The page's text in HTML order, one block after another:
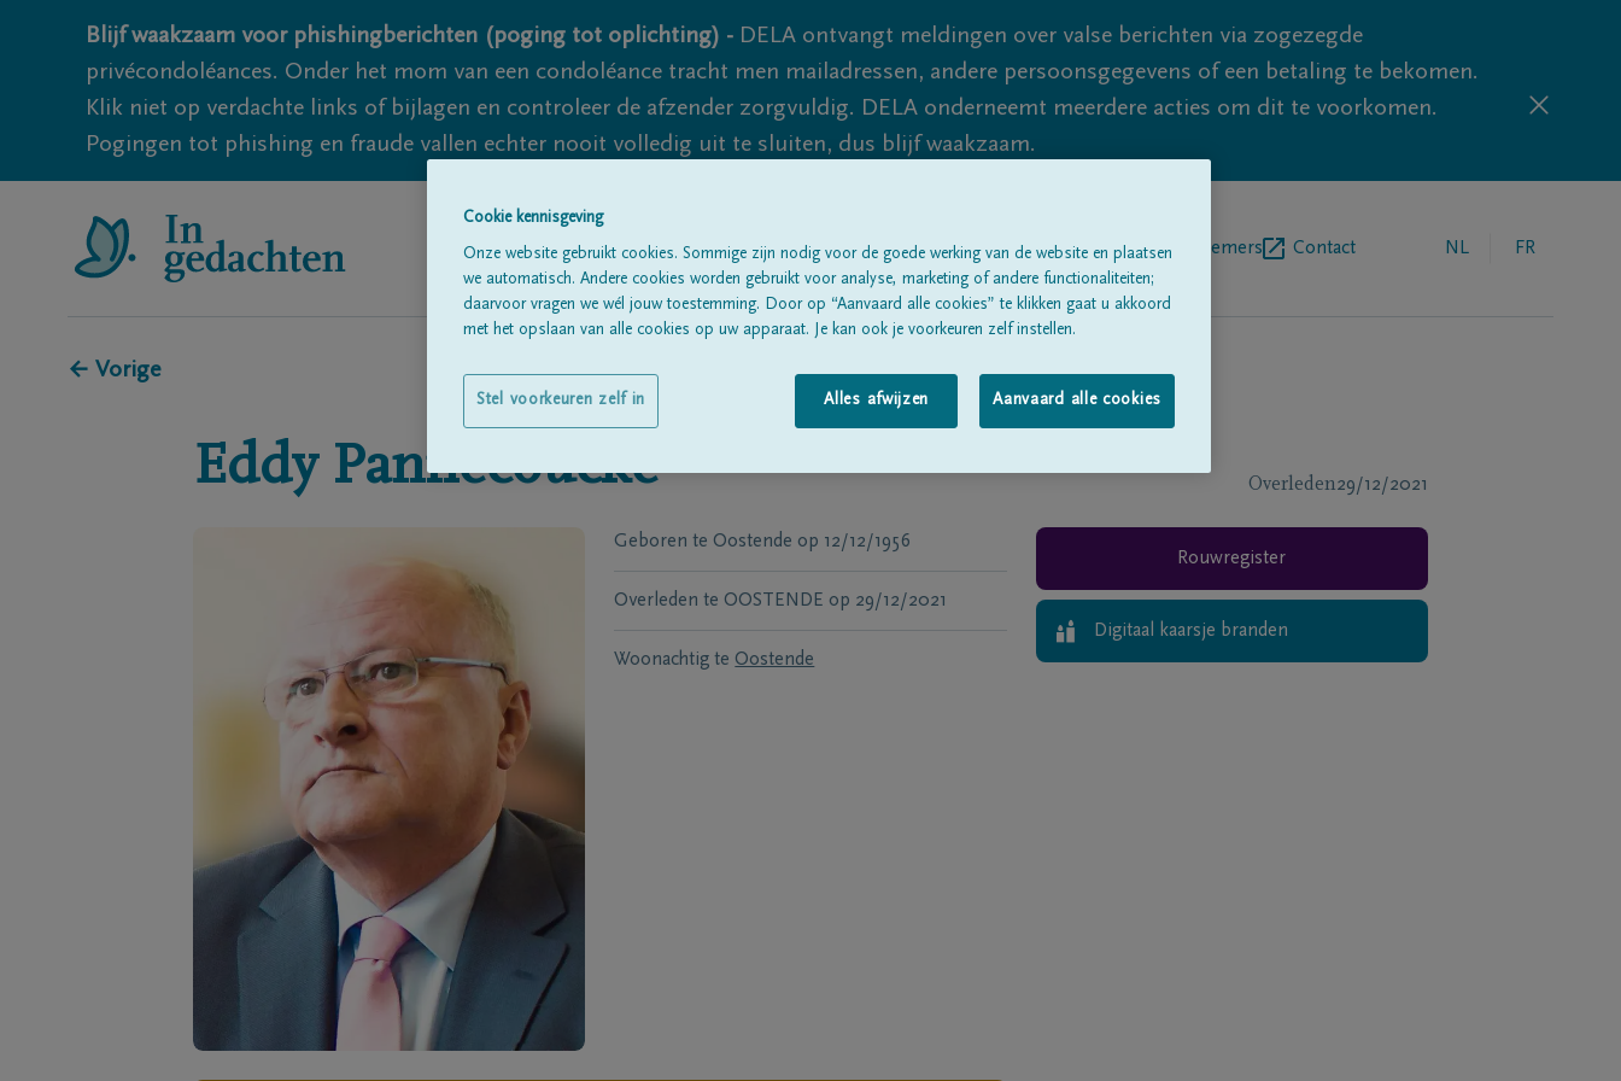
Blijf waakzaam voor phishingberichten (poging tot oplichting) - DELA ontvangt meldingen over valse berichten via zogezegde
privécondoléances. Onder het mom van een condoléance tracht men mailadressen, andere persoonsgegevens of een betaling te bekomen.
Klik niet op verdachte links of bijlagen en controleer de afzender zorgvuldig. DELA onderneemt meerdere acties om dit te voorkomen.
Pogingen tot phishing en fraude vallen echter nooit volledig uit te sluiten, dus blijf waakzaam.
Alle rouwberichtenOver onsBegrafenisondernemers Contact NL FR
← Vorige
Eddy Pannecoucke Overleden29/12/2021
Geboren te Oostende op 12/12/1956
Overleden te OOSTENDE op 29/12/2021
Woonachtig te Oostende
Rouwregister
Digitaal kaarsje branden
Cookie kennisgeving
Onze website gebruikt cookies. Sommige zijn nodig voor de goede werking van de website en plaatsen
we automatisch. Andere cookies worden gebruikt voor analyse, marketing of andere functionaliteiten;
daarvoor vragen we wél jouw toestemming. Door op “Aanvaard alle cookies” te klikken gaat u akkoord
met het opslaan van alle cookies op uw apparaat. Je kan ook je voorkeuren zelf instellen.
Alles afwijzen Aanvaard alle cookies
Stel voorkeuren zelf in